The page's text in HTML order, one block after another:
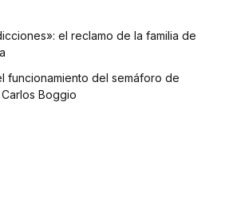
el reclamo de la familia de
funcionamiento del semáforo de
Boggio